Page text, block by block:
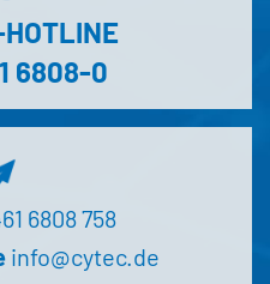
6808-0
6808 758
info@cytec.de